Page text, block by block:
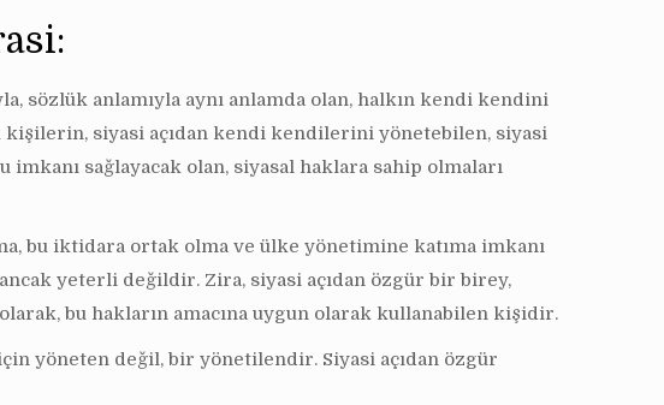
sözlük anlamıyla aynı anlamda olan, halkın kendi kendini
siyasi açıdan kendi kendilerini yönetebilen, siyasi
sağlayacak olan, siyasal haklara sahip olmaları
bu iktidara ortak olma ve ülke yönetimine katıma imkanı
yeterli değildir. Zira, siyasi açıdan özgür bir birey,
bu hakların amacına uygun olarak kullanabilen kişidir.
yöneten değil, bir yönetilendir. Siyasi açıdan özgür